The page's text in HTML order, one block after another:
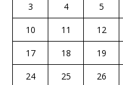
3
4 5
10
11 12
17
18 19
24
25 26